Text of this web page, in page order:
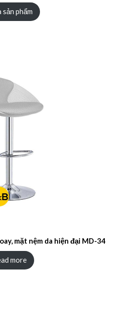
sản phẩm
mặt nệm da hiện đại MD-34
more